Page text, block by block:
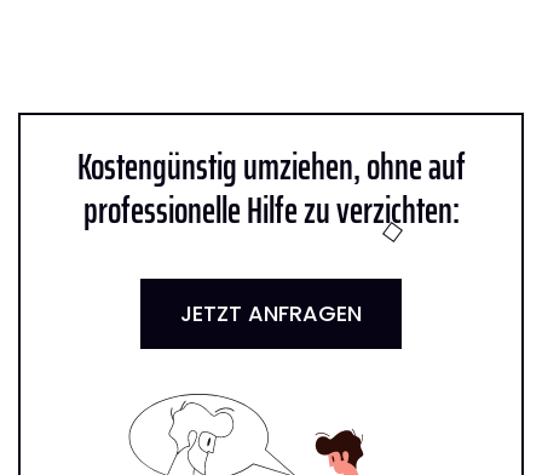
Kostengünstig umziehen, ohne auf
professionelle Hilfe zu verzichten:
JETZT ANFRAGEN